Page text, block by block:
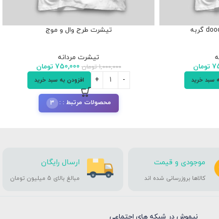
تومان
سبد خرید
تیشرت طرح وال و موج
تیشرت مردانه
1,000,000 تومان 750,000 تومان
افزودن به سبد خرید
محصولات مرتبط : 3
موجودی و قیمت
کالاها بروزرسانی شده اند
ارسال رایگان
مبالغ بالای 5 میلیون تومان
نیموش در شبکه های اجتماعی